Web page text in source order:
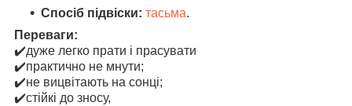
Спосіб підвіски: тасьма.
Переваги:
✔️дуже легко прати і прасувати
✔️практично не мнути;
✔️не вицвітають на сонці;
✔️стійкі до зносу,